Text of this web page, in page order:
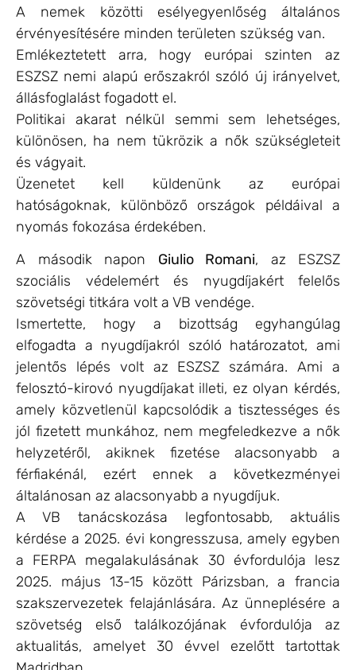
A nemek közötti esélyegyenlőség általános
érvényesítésére minden területen szükség van.
Emlékeztetett arra, hogy európai szinten az
ESZSZ nemi alapú erőszakról szóló új irányelvet,
állásfoglalást fogadott el.
Politikai akarat nélkül semmi sem lehetséges,
különösen, ha nem tükrözik a nők szükségleteit
és vágyait.
Üzenetet kell küldenünk az európai
hatóságoknak, különböző országok példáival a
nyomás fokozása érdekében.
A második napon Giulio Romani, az ESZSZ
szociális védelemért és nyugdíjakért felelős
szövetségi titkára volt a VB vendége.
Ismertette, hogy a bizottság egyhangúlag
elfogadta a nyugdíjakról szóló határozatot, ami
jelentős lépés volt az ESZSZ számára. Ami a
felosztó-kirovó nyugdíjakat illeti, ez olyan kérdés,
amely közvetlenül kapcsolódik a tisztességes és
jól fizetett munkához, nem megfeledkezve a nők
helyzetéről, akiknek fizetése alacsonyabb a
férfiakénál, ezért ennek a következményei
általánosan az alacsonyabb a nyugdíjuk.
A VB tanácskozása legfontosabb, aktuális
kérdése a 2025. évi kongresszusa, amely egyben
a FERPA megalakulásának 30 évfordulója lesz
2025. május 13-15 között Párizsban, a francia
szakszervezetek felajánlására. Az ünneplésére a
szövetség első találkozójának évfordulója az
aktualitás, amelyet 30 évvel ezelőtt tartottak